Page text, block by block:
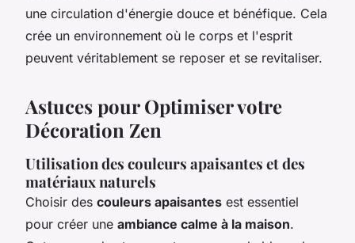
une circulation d'énergie douce et bénéfique. Cela
crée un environnement où le corps et l'esprit
peuvent véritablement se reposer et se revitaliser.
Astuces pour Optimiser votre
Décoration Zen
Utilisation des couleurs apaisantes et des
matériaux naturels
Choisir des couleurs apaisantes est essentiel
pour créer une ambiance calme à la maison.